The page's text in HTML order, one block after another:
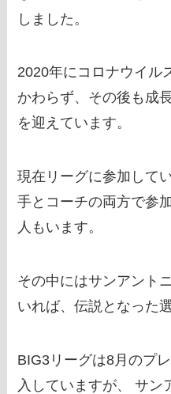
しました。
2020年にコロナウイル
かわらず、その後も成
を迎えています。
現在リーグに参加して
手とコーチの両方で参
人もいます。
その中にはサンアント
いれば、伝説となった
BIG3リーグは8月のプ
入していますが、 サン